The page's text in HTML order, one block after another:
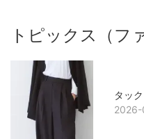
トピックス（フ
タッ
2026-